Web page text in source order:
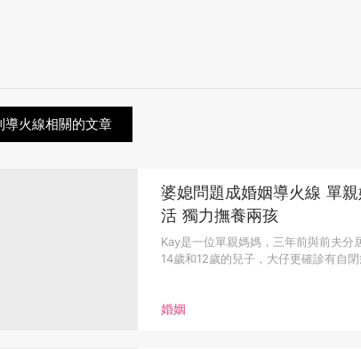
火線相關的文章
婚姻
婆媳問題成婚姻導火線 單
活 獨力撫養兩孩
Kay是一位單親媽媽，三年前與前夫分
14歲和12歲的兒子，大仔更確診有自